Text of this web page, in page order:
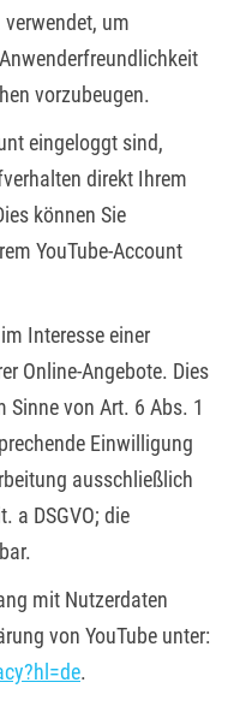
um
vorzubeugen.
eingeloggt sind,
direkt Ihrem
können Sie
YouTube-Account
Interesse einer
Online-Angebote. Dies
Sinne von Art. 6 Abs. 1
Einwilligung
ausschließlich
a DSGVO; die
mit Nutzerdaten
von YouTube unter:
.